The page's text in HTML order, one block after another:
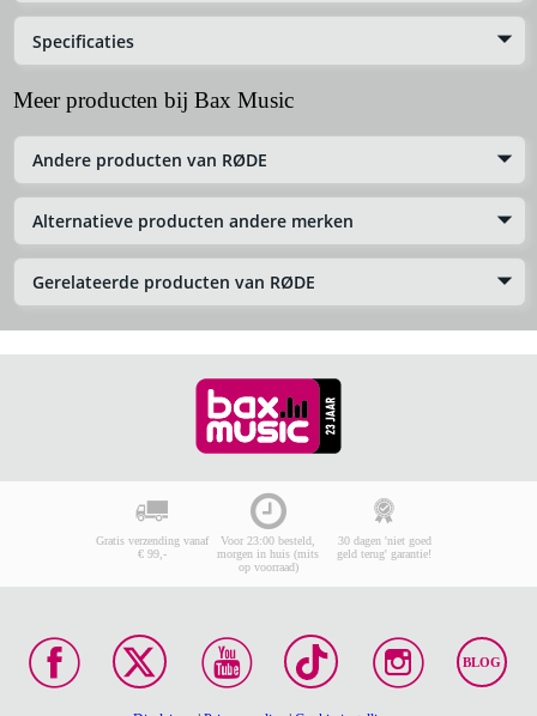
Specificaties
Meer producten bij Bax Music
Andere producten van RØDE
Alternatieve producten andere merken
Gerelateerde producten van RØDE
Gratis verzending vanaf
€ 99,-
Voor 23:00 besteld,
morgen in huis (mits
op voorraad)
30 dagen 'niet goed
geld terug' garantie!
BLOG